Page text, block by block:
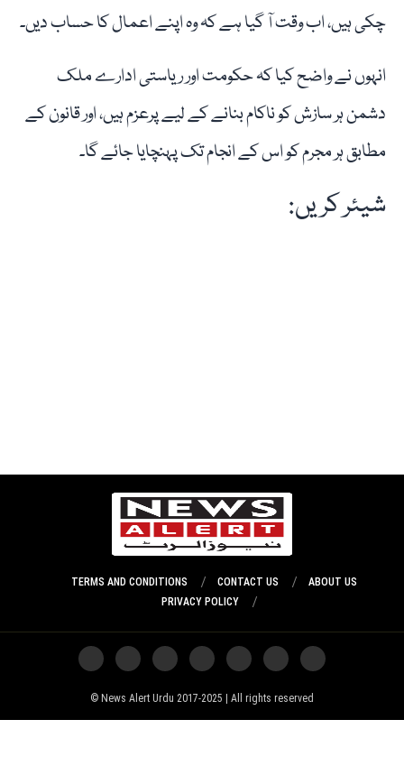
چکی ہیں، اب وقت آ گیا ہے کہ وہ اپنے اعمال کا حساب دیں۔
انہوں نے واضح کیا کہ حکومت اور ریاستی ادارے ملک
دشمن ہر سازش کو ناکام بنانے کے لیے پرعزم ہیں، اور قانون کے
مطابق ہر مجرم کو اس کے انجام تک پہنچایا جائے گا۔
شیئر کریں:
ABOUT US
CONTACT US
TERMS AND CONDITIONS
PRIVACY POLICY
News Alert Urdu 2017-2025 | All rights reserved ©